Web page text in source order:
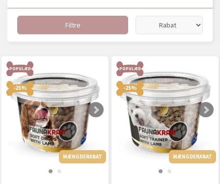
Filtre
POPULÆR
-25%
MÆNGDERABAT MÆNGDERABAT
POPULÆR
-25%
MÆNGDERABAT